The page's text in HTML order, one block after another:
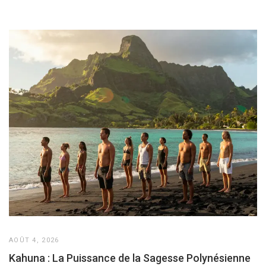
AOÛT 4, 2026
Kahuna : La Puissance de la Sagesse Polynésienne